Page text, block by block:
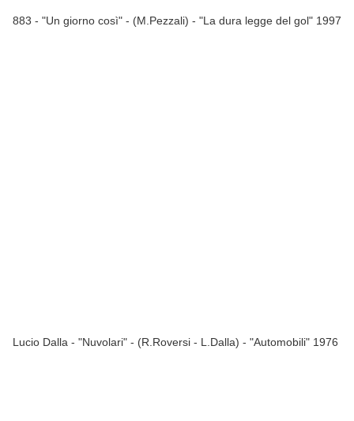
883 - "Un giorno così" - (M.Pezzali) - "La dura legge del gol" 1997
Lucio Dalla - "Nuvolari" - (R.Roversi - L.Dalla) - "Automobili" 1976